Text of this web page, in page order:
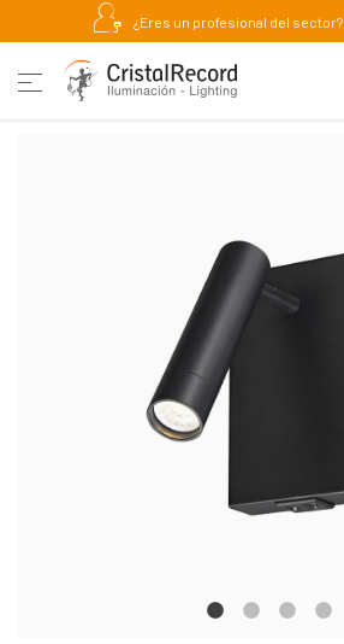
¿Eres un profesional del sector?